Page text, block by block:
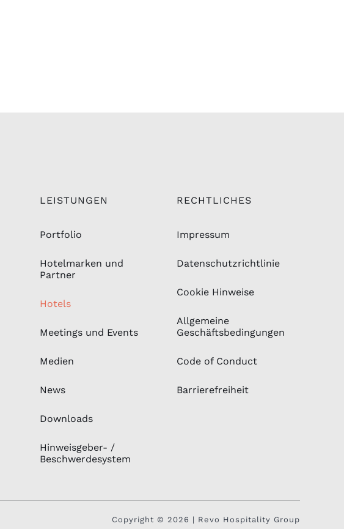
LEISTUNGEN
Portfolio
Hotelmarken und
Partner
Hotels
Meetings und Events
Medien
News
Downloads
Hinweisgeber- /
Beschwerdesystem
RECHTLICHES
Impressum
Datenschutzrichtlinie
Cookie Hinweise
Allgemeine
Geschäftsbedingungen
Code of Conduct
Barrierefreiheit
Copyright © 2026 | Revo Hospitality Group